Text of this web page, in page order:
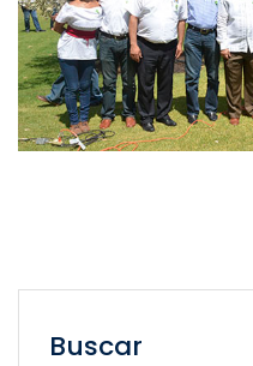
Buscar